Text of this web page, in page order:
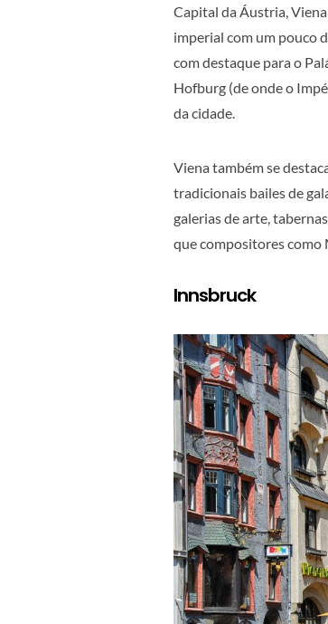
Capital da Áustria,
imperial com um pouco
com destaque para o
Hofburg (de onde o
da cidade.
Viena também se
tradicionais bailes de
galerias de arte,
que compositores como
Innsbruck